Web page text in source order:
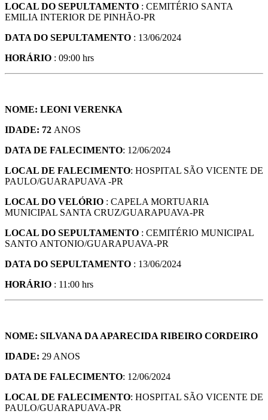
LOCAL DO SEPULTAMENTO : CEMITÉRIO SANTA
EMILIA INTERIOR DE PINHÃO-PR
DATA DO SEPULTAMENTO : 13/06/2024
HORÁRIO : 09:00 hrs
NOME: LEONI VERENKA
IDADE: 72 ANOS
DATA DE FALECIMENTO: 12/06/2024
LOCAL DE FALECIMENTO: HOSPITAL SÃO VICENTE DE
PAULO/GUARAPUAVA -PR
LOCAL DO VELÓRIO : CAPELA MORTUARIA
MUNICIPAL SANTA CRUZ/GUARAPUAVA-PR
LOCAL DO SEPULTAMENTO : CEMITÉRIO MUNICIPAL
SANTO ANTONIO/GUARAPUAVA-PR
DATA DO SEPULTAMENTO : 13/06/2024
HORÁRIO : 11:00 hrs
NOME: SILVANA DA APARECIDA RIBEIRO CORDEIRO
IDADE: 29 ANOS
DATA DE FALECIMENTO: 12/06/2024
LOCAL DE FALECIMENTO: HOSPITAL SÃO VICENTE DE
PAULO/GUARAPUAVA-PR